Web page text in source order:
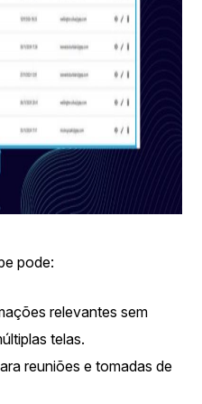
pode:
relevantes sem
telas.
reuniões e tomadas de